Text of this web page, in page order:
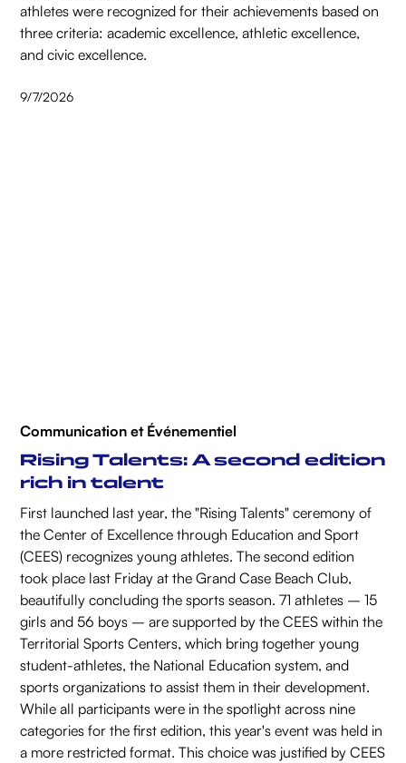
athletes were recognized for their achievements based on
three criteria: academic excellence, athletic excellence,
and civic excellence.
9/7/2026
Communication et Événementiel
Rising Talents: A second edition
rich in talent
First launched last year, the "Rising Talents" ceremony of
the Center of Excellence through Education and Sport
(CEES) recognizes young athletes. The second edition
took place last Friday at the Grand Case Beach Club,
beautifully concluding the sports season. 71 athletes – 15
girls and 56 boys – are supported by the CEES within the
Territorial Sports Centers, which bring together young
student-athletes, the National Education system, and
sports organizations to assist them in their development.
While all participants were in the spotlight across nine
categories for the first edition, this year's event was held in
a more restricted format. This choice was justified by CEES